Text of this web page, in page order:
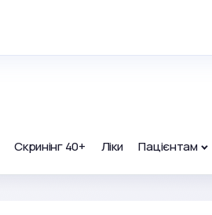
Скринінг 40+ Ліки Пацієнтам